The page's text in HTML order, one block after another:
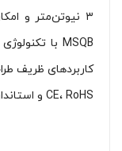
CE، RoHS و استاندارد بین‌المللی ISO 6431 هستند.